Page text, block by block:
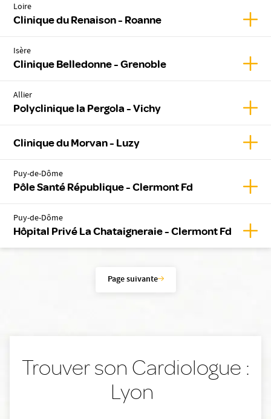
Loire
Clinique du Renaison - Roanne
Isère
Clinique Belledonne - Grenoble
Allier
Polyclinique la Pergola - Vichy
Clinique du Morvan - Luzy
Puy-de-Dôme
Pôle Santé République - Clermont Fd
Puy-de-Dôme
Hôpital Privé La Chataigneraie - Clermont Fd
Page suivante
Trouver son Cardiologue :
Lyon